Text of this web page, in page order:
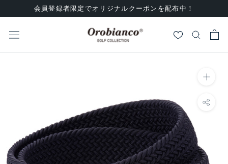
キ
し
会員登録者限定でオリジナルクーポンを配布中！